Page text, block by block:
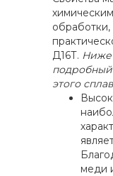
обработки,
Д16Т. Ниже
подробный
этого
меди